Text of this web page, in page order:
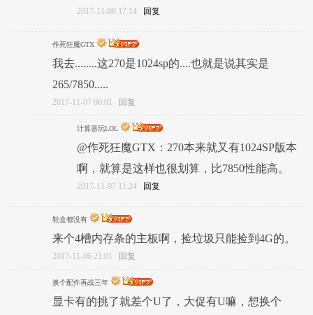
2017-11-08 17:14 回复
作死狂魔GTX
我去........这270是1024sp的....也就是说其实是
265/7850.....
2017-11-07 00:01 回复
计算器玩LOL
@作死狂魔GTX：270本来就又有1024SP版本
啊，就算是这样也很划算，比7850性能高。
2017-11-07 11:24 回复
鞋盒都没有
来个4槽内存条的主板啊，捡垃圾只能捡到4G的。
2017-11-06 21:01 回复
换个配件再战三年
显卡有的挑了就差个U了，大促有U嘛，想换个